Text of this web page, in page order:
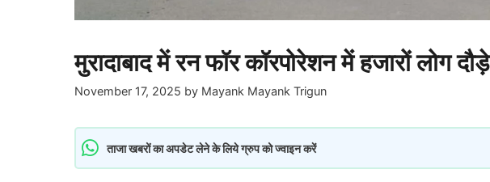
मुरादाबाद में रन फॉर कॉरपोरेशन में हजारों लोग दौड़े
November 17, 2025 by Mayank Mayank Trigun
ताजा खबरों का अपडेट लेने के लिये ग्रुप को ज्वाइन करें